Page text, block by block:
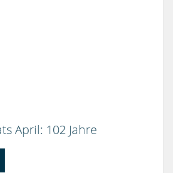
April: 102 Jahre